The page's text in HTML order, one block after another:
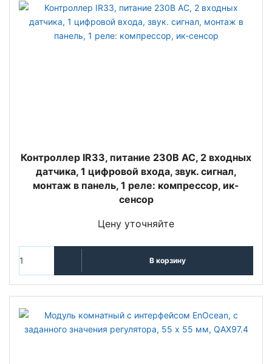
Контроллер IR33, питание 230В АС, 2 входных
датчика, 1 цифровой входа, звук. сигнал,
монтаж в панель, 1 реле: компрессор, ик-
сенсор
Цену уточняйте
В корзину